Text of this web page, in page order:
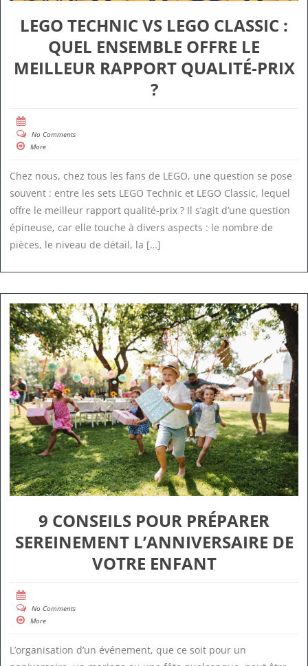
LEGO TECHNIC VS LEGO CLASSIC :
QUEL ENSEMBLE OFFRE LE
MEILLEUR RAPPORT QUALITÉ-PRIX
?
No Comments
More
Chez nous, chez tous les fans de LEGO, une question se pose
souvent : entre les sets LEGO Technic et LEGO Classic, lequel
offre le meilleur rapport qualité-prix ? Il s’agit d’une question
épineuse, car elle touche à divers aspects : le nombre de
pièces, le niveau de détail, la […]
9 CONSEILS POUR PRÉPARER
SEREINEMENT L’ANNIVERSAIRE DE
VOTRE ENFANT
No Comments
More
L’organisation d’un événement, que ce soit pour un